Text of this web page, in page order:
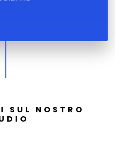
SUL NOSTRO